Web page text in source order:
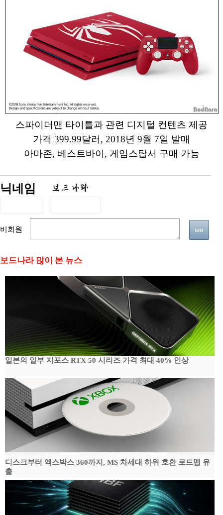
스파이더맨 타이틀과 관련 디지털 컨텐츠 제공
가격 399.99달러, 2018년 9월 7일 발매
아마존, 베스트바이, 게임스탑서 구매 가능
닉네임
비회원
보드나라 많이 본 뉴스
일본의 일부 지포스 RTX 50 시리즈 가격 최대 40% 인상
디스크부터 엑스박스 360까지, MS 차세대 하위 호환 로드맵 유
출